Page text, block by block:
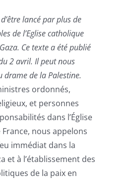
lancé par plus de
de l’Eglise catholique
Ce texte a été publié
2 avril. Il peut nous
drame de la Palestine.
ordonnés,
et personnes
dans l’Église
nous appelons
immédiat dans la
et à l’établissement des
de la paix en